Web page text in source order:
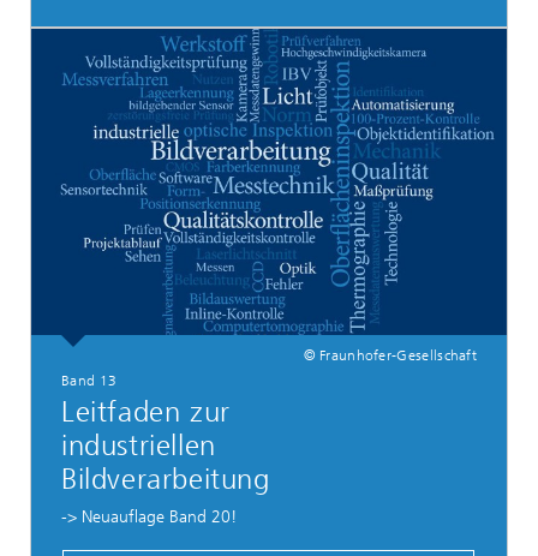
© Fraunhofer-Gesellschaft
Band 13
Leitfaden zur
industriellen
Bildverarbeitung
-> Neuauflage Band 20!